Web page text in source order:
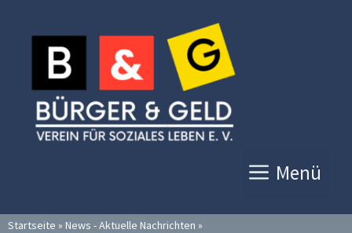
Inhalt
springen
Menü
Startseite » News - Aktuelle Nachrichten »